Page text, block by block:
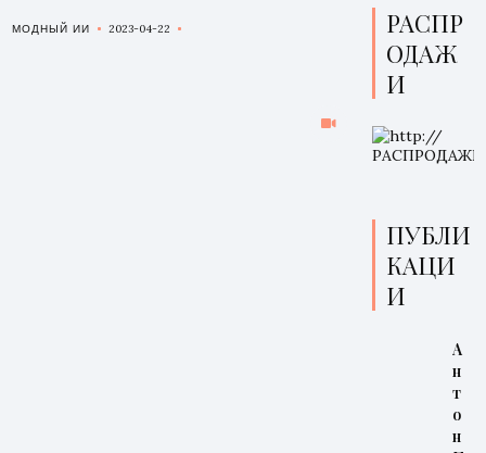
МОДНЫЙ ИИ 2023-04-22
РАСПР
ОДАЖ
И
ПУБЛИ
КАЦИ
И
А
н
т
о
н